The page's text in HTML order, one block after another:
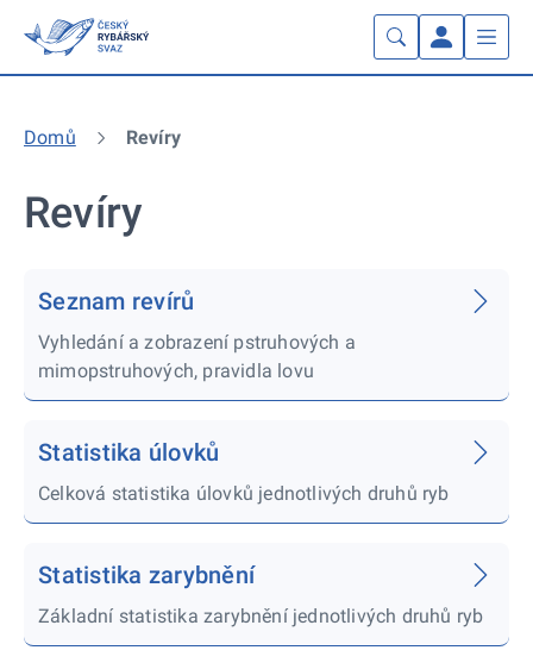
Domů Revíry
Revíry
Seznam revírů
Vyhledání a zobrazení pstruhových a
mimopstruhových, pravidla lovu
Statistika úlovků
Celková statistika úlovků jednotlivých druhů ryb
Statistika zarybnění
Základní statistika zarybnění jednotlivých druhů ryb